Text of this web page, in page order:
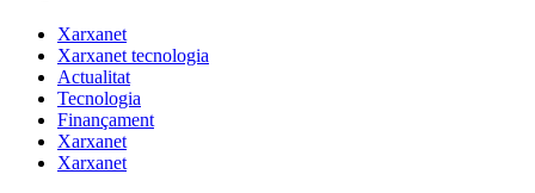
Xarxanet
Xarxanet tecnologia
Actualitat
Tecnologia
Finançament
Xarxanet
Xarxanet